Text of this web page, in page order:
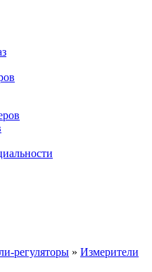
регуляторы » Измерители